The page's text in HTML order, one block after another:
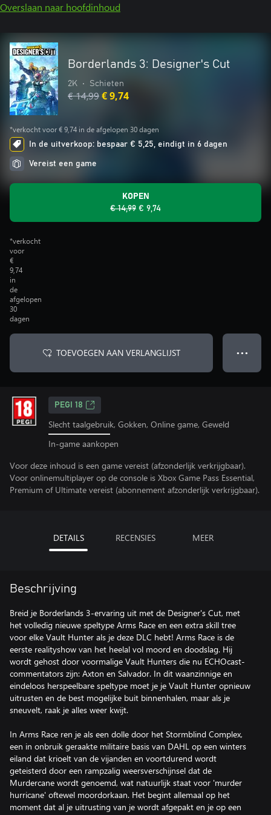
Overslaan naar hoofdinhoud
Borderlands 3: Designer's Cut
2K • Schieten
€ 14,99€ 9,74
*verkocht voor € 9,74 in de afgelopen 30 dagen
In de uitverkoop: bespaar € 5,25, eindigt in 6 dagen
Vereist een game
KOPEN
€ 14,99 € 9,74
*verkocht
voor
€
9,74
in
de
afgelopen
30
dagen
TOEVOEGEN AAN VERLANGLIJST ● ● ●
PEGI 18
Slecht taalgebruik, Gokken, Online game, Geweld
In-game aankopen
Voor deze inhoud is een game vereist (afzonderlijk verkrijgbaar).
Voor onlinemultiplayer op de console is Xbox Game Pass Essential,
Premium of Ultimate vereist (abonnement afzonderlijk verkrijgbaar).
DETAILS RECENSIES MEER
Beschrijving
Breid je Borderlands 3-ervaring uit met de Designer's Cut, met
het volledig nieuwe speltype Arms Race en een extra skill tree
voor elke Vault Hunter als je deze DLC hebt! Arms Race is de
eerste realityshow van het heelal vol moord en doodslag. Hij
wordt gehost door voormalige Vault Hunters die nu ECHOcast-
commentators zijn: Axton en Salvador. In dit waanzinnige en
eindeloos herspeelbare speltype moet je je Vault Hunter opnieuw
uitrusten en de best mogelijke buit binnenhalen, maar als je
sneuvelt, raak je alles weer kwijt.
In Arms Race ren je als een dolle door het Stormblind Complex,
een in onbruik geraakte militaire basis van DAHL op een winters
eiland dat krioelt van de vijanden en voortdurend wordt
geteisterd door een rampzalig weersverschijnsel dat de
Murdercane wordt genoemd, wat natuurlijk staat voor 'murder
hurricane' oftewel moordorkaan. Het begint allemaal op het
moment dat al je uitrusting van je wordt afgepakt en je op een